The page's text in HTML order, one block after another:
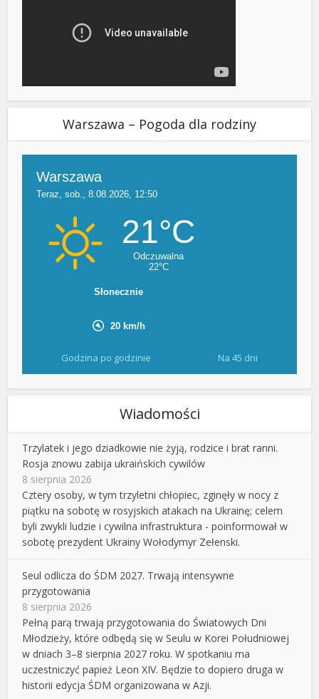
Warszawa – Pogoda dla rodziny
Godzina po godzinie Na 45 dni
Wiadomości
Trzylatek i jego dziadkowie nie żyją, rodzice i brat ranni.
Rosja znowu zabija ukraińskich cywilów
8 sierpnia 2026
Cztery osoby, w tym trzyletni chłopiec, zginęły w nocy z
piątku na sobotę w rosyjskich atakach na Ukrainę; celem
byli zwykli ludzie i cywilna infrastruktura - poinformował w
sobotę prezydent Ukrainy Wołodymyr Zełenski.
Seul odlicza do ŚDM 2027. Trwają intensywne
przygotowania
8 sierpnia 2026
Pełną parą trwają przygotowania do Światowych Dni
Młodzieży, które odbędą się w Seulu w Korei Południowej
w dniach 3–8 sierpnia 2027 roku. W spotkaniu ma
uczestniczyć papież Leon XIV. Będzie to dopiero druga w
historii edycja ŚDM organizowana w Azji.